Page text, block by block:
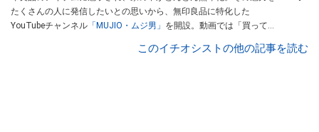
たくさんの人に発信したいとの思いから、無印良品に特化した
YouTubeチャンネル 「MUJIO・ムジ男」 を開設。動画では「買ってよ
このイチオシストの他の記事を読む